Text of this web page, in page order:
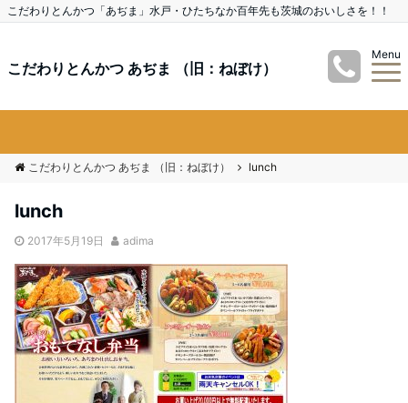
こだわりとんかつ「あぢま」水戸・ひたちなか百年先も茨城のおいしさを！！
こだわりとんかつ あぢま （旧：ねぼけ）
Menu
こだわりとんかつ あぢま （旧：ねぼけ） lunch
lunch
2017年5月19日 adima